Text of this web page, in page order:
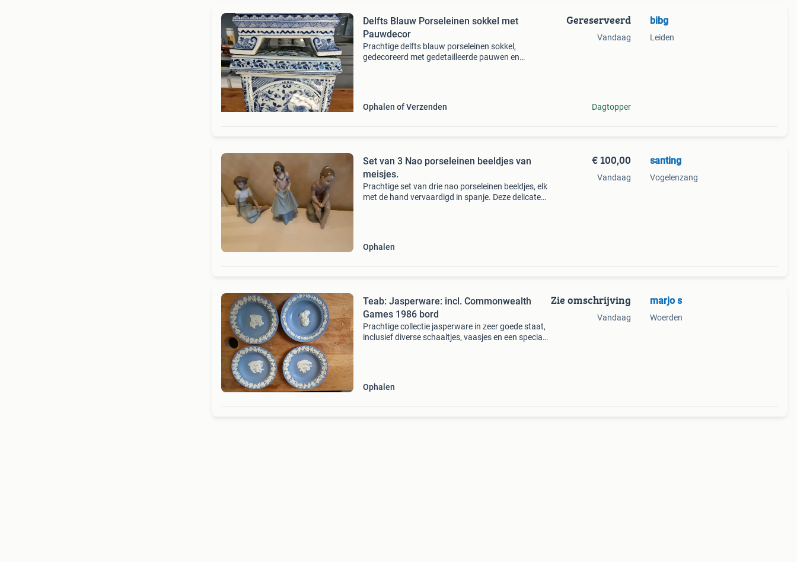
Delfts Blauw Porseleinen sokkel met
Pauwdecor
Prachtige delfts blauw porseleinen sokkel,
gedecoreerd met gedetailleerde pauwen en
Ophalen of Verzenden
Gereserveerd
Vandaag
Dagtopper
bibg
Leiden
Set van 3 Nao porseleinen beeldjes van
meisjes.
Prachtige set van drie nao porseleinen beeldjes, elk
met de hand vervaardigd in spanje. Deze delicate
Ophalen
€ 100,00
Vandaag
santing
Vogelenzang
Teab: Jasperware: incl. Commonwealth
Games 1986 bord
Prachtige collectie jasperware in zeer goede staat,
inclusief diverse schaaltjes, vaasjes en een speciaal
Ophalen
Zie omschrijving
Vandaag
marjo s
Woerden